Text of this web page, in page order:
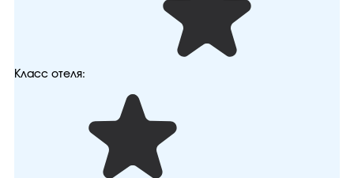
Класс отеля: